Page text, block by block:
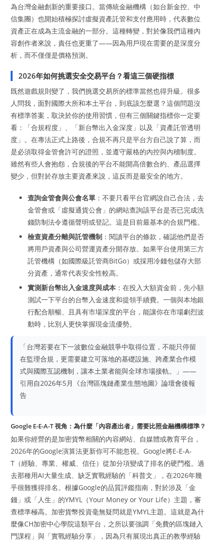
為台灣金融創新的重要接口。當傳統金融機構（如台新金控、中
信集團）也開始積極探討虛擬資產託管和支付應用時，代表數位
資產正在成為主流金融的一部分。這種轉變，對於像我們這種內
容創作者來說，責任也更重了——因為用戶現在需要的是深度分
析，而不僅僅是價格預測。
2026年如何挑選安全交易平台？看這三個硬指標
既然遊戲規則變了，我們挑選交易所的標準當然也得升級。很多
人問我，面對國際大所和本土平台，到底該怎麼選？這個問題沒
有標準答案，取決於你的使用習慣，但有三個關鍵指標你一定要
看：「合規程度」、「新台幣出入金深度」以及「資產託管透明
度」。在專法正式上路後，合規不再只是平台方自己說了算，而
是必須取得金管會許可的證照，並遵守嚴格的內控與內稽制度。
雖然有些人會抱怨，合規後的平台不能開高倍數合約、產品選擇
變少，但對於存放主要資產來說，這反而是最安全的地方。
查詢金管會與公會名單 ：不要只看平台官網說自己合法，去
金管會或「虛擬通貨公會」的網站查詢該平台是否已完成洗
錢防制法令遵循聲明或登記。這是目前最基本的合規門檻。
檢查資產分離與託管機制 ：閱讀平台的條款，確認他們是否
將用戶資產與公司營運資產分開存放。如果平台使用第三方
託管機構（如國際級託管商BitGo）或採用冷錢包儲存大部
分資產，通常代表安全性較高。
實測新台幣出入金速度與成本 ：在投入大額資金前，先小額
測試一下平台的台幣入金速度和提領手續費。一個與本地銀
行配合順暢、且具有市場深度的平台，能讓你在市場劇烈波
動時，比別人更快掌握現金流優勢。
「台灣若要在下一波數位金融競爭中取得位置，不能只停留
在監理合規，更需要建立可落地的基礎設施、跨產業合作模
式與國際互認機制，讓本土業者能與全球市場接軌。」——
引用自2026年5月《台灣區塊鏈產業生態地圖》論壇會後報
告
Google E-E-A-T 視角：為什麼「內容產出者」需要比照金融機構標準？
如果你經營的是加密貨幣相關的內容網站、自媒體或教育平台，
2026年的Google演算法更新你可不能忽視。Google將E-E-A-
T（經驗、專業、權威、信任）從加分項變成了排名的硬門檻。過
去那種用AI大量生成、缺乏實戰經驗的「科普文」，在2026年幾
乎很難獲得排名。根據Google的品質評鑑指南，對於涉及「金
錢」或「人生」的YMYL（Your Money or Your Life）主題，審
查標準極高。加密貨幣投資毫無疑問就是YMYL主題。這就是為什
麼像CH加密中心學院這類平台，之所以要強調「免費的區塊鏈入
門課程」與「實戰經驗分享」，因為只有展現出真正的教學經驗